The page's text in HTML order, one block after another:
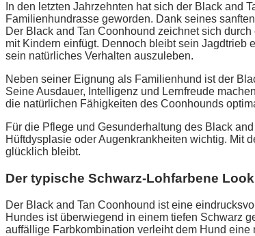
In den letzten Jahrzehnten hat sich der Black and
Familienhundrasse geworden. Dank seines
Der Black and Tan Coonhound zeichnet sich
mit Kindern einfügt. Dennoch bleibt sein
sein natürliches Verhalten auszuleben.
Neben seiner Eignung als Familienhund ist der
Seine Ausdauer, Intelligenz und Lernfreude
die natürlichen Fähigkeiten des Coonhounds
Für die Pflege und Gesunderhaltung des Black
Hüftdysplasie oder Augenkrankheiten wichtig. Mit
glücklich bleibt.
Der typische Schwarz-Lohfarbene Look
Der Black and Tan Coonhound ist eine
Hundes ist überwiegend in einem tiefen Schwarz
auffällige Farbkombination verleiht dem Hund